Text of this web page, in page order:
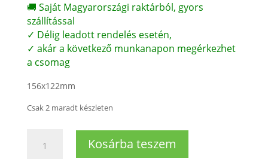
🚚 Saját Magyarországi raktárból, gyors
szállítással
✓ Délig leadott rendelés esetén,
✓ akár a következő munkanapon megérkezhet
a csomag
156x122mm
Csak 2 maradt készleten
Porszívó
Kosárba teszem